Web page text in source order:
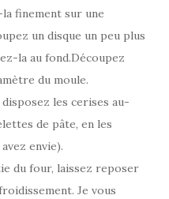
finement sur une
un disque un peu plus
la au fond.Découpez
du moule.
les cerises au-
de pâte, en les
envie).
du four, laissez reposer
Je vous